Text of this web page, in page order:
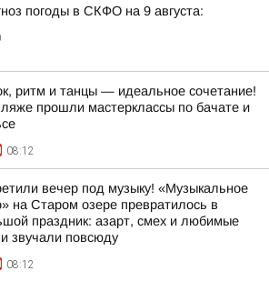
погоды в СКФО на 9 августа:
ритм и танцы — идеальное сочетание!
прошли мастерклассы по бачате и
08:12
вечер под музыку! «Музыкальное
на Старом озере превратилось в
праздник: азарт, смех и любимые
звучали повсюду
08:12